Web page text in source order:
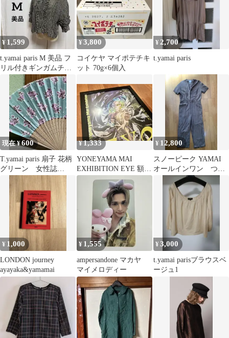
¥ 1,599
t.yamai paris M 美品 フ
リル付きギンガムチェ
ックシャツ
¥3,800
コイケヤ マイポテチキ
ット 70g×6個入
¥ 2,700
t.yamai paris
現在 ¥600
T.yamai paris 扇子 花柄
グリーン 女性誌
『LEE』付録 希少✨
¥1,333
YONEYAMA MAI
EXHIBITION EYE 額装
フライヤー 米山舞
¥ 12,800
スノーピーク YAMAI
オールインワン つな
¥ 1,000
LONDON journey
ayayaka&yamamai
¥ 1,555
ampersandone マカヤ
マイメロディー
¥3,000
t.yamai parisブラウスベ
ージュ1